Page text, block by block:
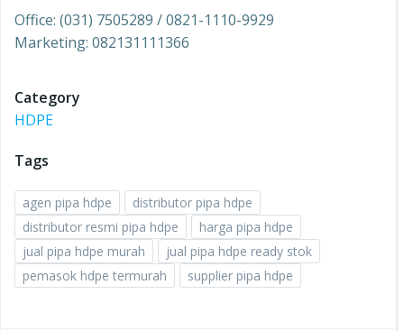
Office: (031) 7505289 / 0821-1110-9929
Marketing: 082131111366
Category
HDPE
Tags
agen pipa hdpe
distributor pipa hdpe
distributor resmi pipa hdpe
harga pipa hdpe
jual pipa hdpe murah
jual pipa hdpe ready stok
pemasok hdpe termurah
supplier pipa hdpe